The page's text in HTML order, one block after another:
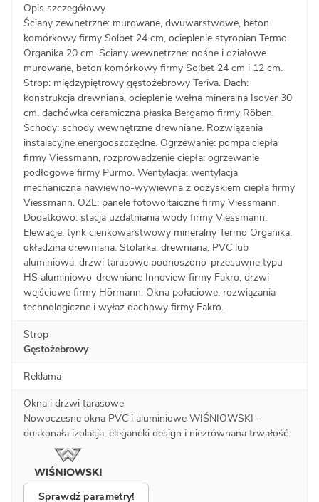
Opis szczegółowy
Ściany zewnętrzne: murowane, dwuwarstwowe, beton
komórkowy firmy Solbet 24 cm, ocieplenie styropian Termo
Organika 20 cm. Ściany wewnętrzne: nośne i działowe
murowane, beton komórkowy firmy Solbet 24 cm i 12 cm.
Strop: międzypiętrowy gęstożebrowy Teriva. Dach:
konstrukcja drewniana, ocieplenie wełna mineralna Isover 30
cm, dachówka ceramiczna płaska Bergamo firmy Röben.
Schody: schody wewnętrzne drewniane. Rozwiązania
instalacyjne energooszczędne. Ogrzewanie: pompa ciepła
firmy Viessmann, rozprowadzenie ciepła: ogrzewanie
podłogowe firmy Purmo. Wentylacja: wentylacja
mechaniczna nawiewno-wywiewna z odzyskiem ciepła firmy
Viessmann. OZE: panele fotowoltaiczne firmy Viessmann.
Dodatkowo: stacja uzdatniania wody firmy Viessmann.
Elewacje: tynk cienkowarstwowy mineralny Termo Organika,
okładzina drewniana. Stolarka: drewniana, PVC lub
aluminiowa, drzwi tarasowe podnoszono-przesuwne typu
HS aluminiowo-drewniane Innoview firmy Fakro, drzwi
wejściowe firmy Hörmann. Okna połaciowe: rozwiązania
technologiczne i wyłaz dachowy firmy Fakro.
Strop
Gęstożebrowy
Reklama
Okna i drzwi tarasowe
Nowoczesne okna PVC i aluminiowe WIŚNIOWSKI –
doskonała izolacja, elegancki design i niezrównana trwałość.
Sprawdź parametry!